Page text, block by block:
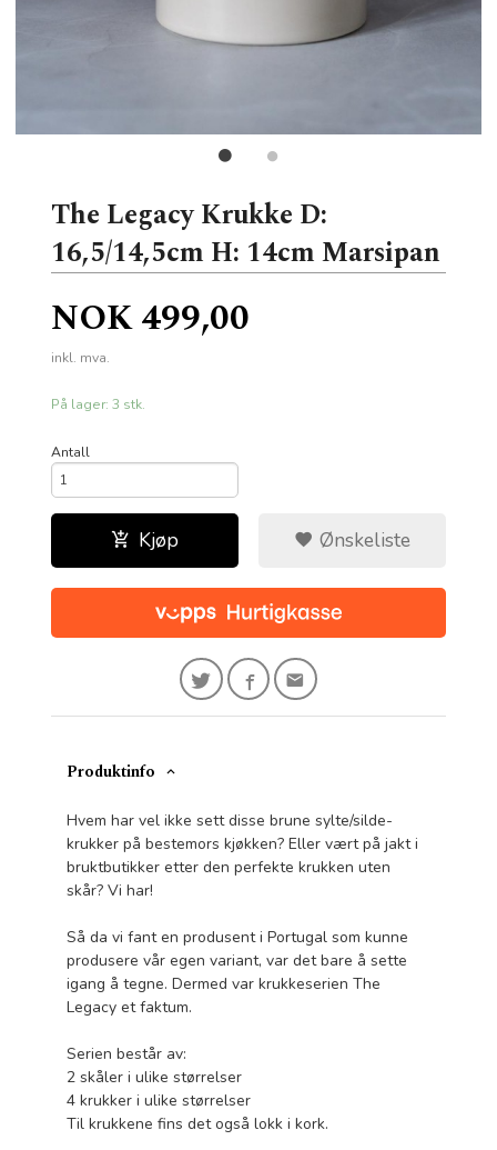
The Legacy Krukke D:
16,5/14,5cm H: 14cm Marsipan
Pris
NOK499,00
inkl. mva.
På lager: 3 stk.
Antall
Kjøp Ønskeliste
Produktinfo
Hvem har vel ikke sett disse brune sylte/silde-
krukker på bestemors kjøkken? Eller vært på jakt i
bruktbutikker etter den perfekte krukken uten
skår? Vi har!
Så da vi fant en produsent i Portugal som kunne
produsere vår egen variant, var det bare å sette
igang å tegne. Dermed var krukkeserien The
Legacy et faktum.
Serien består av:
2 skåler i ulike størrelser
4 krukker i ulike størrelser
Til krukkene fins det også lokk i kork.